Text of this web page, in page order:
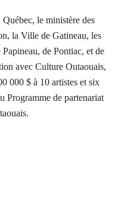
le ministère des
la Ville de Gatineau, les
de Pontiac, et de
avec Culture Outaouais,
000 $ à 10 artistes et six
Programme de partenariat